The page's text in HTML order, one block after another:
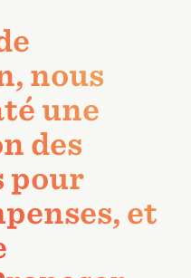
nous
une
des
pour
et